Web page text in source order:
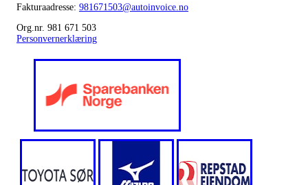
Fakturaadresse: 981671503@autoinvoice.no
Org.nr. 981 671 503
Personvernerklæring